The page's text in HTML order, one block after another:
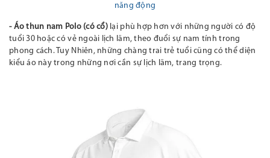
năng động
- Áo thun nam Polo (có cổ) lại phù hợp hơn với những người có độ
tuổi30hoặc có vẻ ngoài lịch lãm, theo đuổi sự nam tính trong
phong cách. Tuy Nhiên, những chàng trai trẻ tuổi cũng có thể diện
kiểu áo này trong những nơi cần sự lịch lãm, trang trọng.